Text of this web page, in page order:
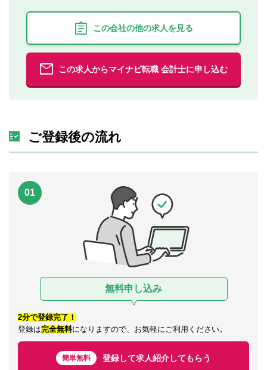
この会社の他の求人を見る
この求人からマイナビ転職 会計士に申し込む
ご登録後の流れ
01
無料申し込み
2分で登録完了！
登録は完全無料になりますので、お気軽にご利用ください。
簡単無料 登録して求人紹介してもらう